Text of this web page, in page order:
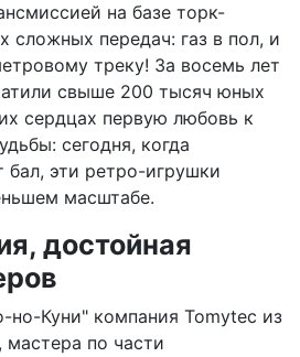
на базе торк-
сложных передач: газ в пол, и
треку! За восемь лет
свыше 200 тысяч юных
сердцах первую любовь к
сегодня, когда
бал, эти ретро-игрушки
масштабе.
достойная
Куни" компания Tomytec из
мастера по части